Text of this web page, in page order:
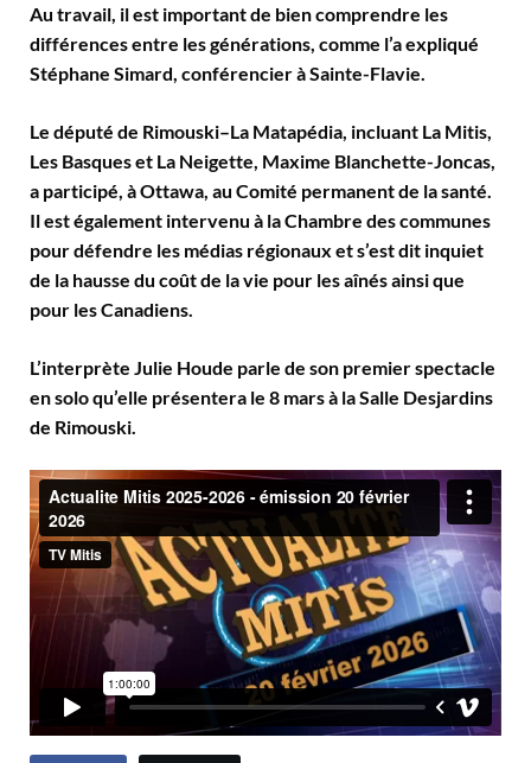
Au travail, il est important de bien comprendre les
différences entre les générations, comme l’a expliqué
Stéphane Simard, conférencier à Sainte-Flavie.
Le député de Rimouski–La Matapédia, incluant La Mitis,
Les Basques et La Neigette, Maxime Blanchette-Joncas,
a participé, à Ottawa, au Comité permanent de la santé.
Il est également intervenu à la Chambre des communes
pour défendre les médias régionaux et s’est dit inquiet
de la hausse du coût de la vie pour les aînés ainsi que
pour les Canadiens.
L’interprète Julie Houde parle de son premier spectacle
en solo qu’elle présentera le 8 mars à la Salle Desjardins
de Rimouski.